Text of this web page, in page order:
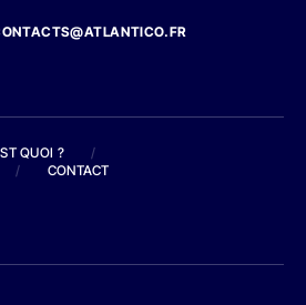
QUOI ?
/
/ CONTACT